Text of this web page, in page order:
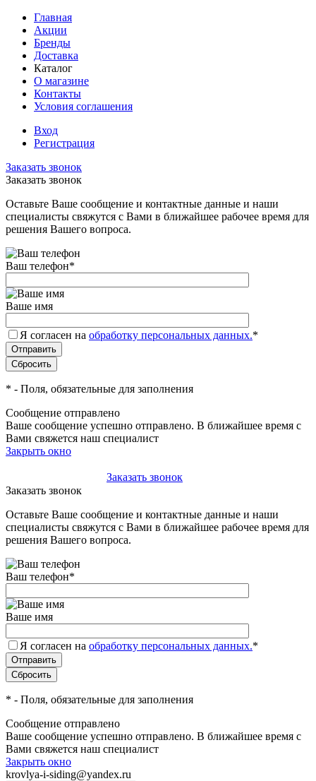
Главная
Акции
Бренды
Доставка
Каталог
О магазине
Контакты
Условия соглашения
Вход
Регистрация
Заказать звонок
Заказать звонок
Оставьте Ваше сообщение и контактные данные и наши
специалисты свяжутся с Вами в ближайшее рабочее время для
решения Вашего вопроса.
Ваш телефон*
Ваше имя
Я согласен на обработку персональных данных.*
* - Поля, обязательные для заполнения
Сообщение отправлено
Ваше сообщение успешно отправлено. В ближайшее время с
Вами свяжется наш специалист
Закрыть окно
Заказать звонок
Заказать звонок
Оставьте Ваше сообщение и контактные данные и наши
специалисты свяжутся с Вами в ближайшее рабочее время для
решения Вашего вопроса.
Ваш телефон*
Ваше имя
Я согласен на обработку персональных данных.*
* - Поля, обязательные для заполнения
Сообщение отправлено
Ваше сообщение успешно отправлено. В ближайшее время с
Вами свяжется наш специалист
Закрыть окно
krovlya-i-siding@yandex.ru